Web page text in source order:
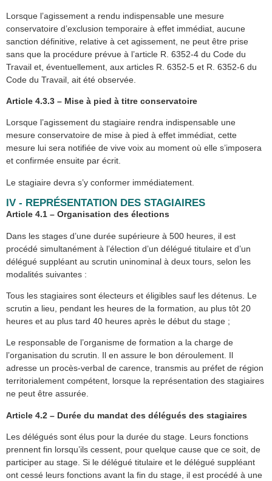
Lorsque l’agissement a rendu indispensable une mesure
conservatoire d’exclusion temporaire à effet immédiat, aucune
sanction définitive, relative à cet agissement, ne peut être prise
sans que la procédure prévue à l’article R. 6352-4 du Code du
Travail et, éventuellement, aux articles R. 6352-5 et R. 6352-6 du
Code du Travail, ait été observée.
Article 4.3.3 – Mise à pied à titre conservatoire
Lorsque l’agissement du stagiaire rendra indispensable une
mesure conservatoire de mise à pied à effet immédiat, cette
mesure lui sera notifiée de vive voix au moment où elle s’imposera
et confirmée ensuite par écrit.
Le stagiaire devra s’y conformer immédiatement.
IV - REPRÉSENTATION DES STAGIAIRES
Article 4.1 – Organisation des élections
Dans les stages d’une durée supérieure à 500 heures, il est
procédé simultanément à l’élection d’un délégué titulaire et d’un
délégué suppléant au scrutin uninominal à deux tours, selon les
modalités suivantes :
Tous les stagiaires sont électeurs et éligibles sauf les détenus. Le
scrutin a lieu, pendant les heures de la formation, au plus tôt 20
heures et au plus tard 40 heures après le début du stage ;
Le responsable de l’organisme de formation a la charge de
l’organisation du scrutin. Il en assure le bon déroulement. Il
adresse un procès-verbal de carence, transmis au préfet de région
territorialement compétent, lorsque la représentation des stagiaires
ne peut être assurée.
Article 4.2 – Durée du mandat des délégués des stagiaires
Les délégués sont élus pour la durée du stage. Leurs fonctions
prennent fin lorsqu’ils cessent, pour quelque cause que ce soit, de
participer au stage. Si le délégué titulaire et le délégué suppléant
ont cessé leurs fonctions avant la fin du stage, il est procédé à une